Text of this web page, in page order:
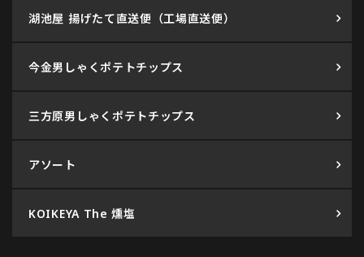
湖池屋 揚げたて直送便（工場直送便）
今金男しゃくポテトチップス
三方原男しゃくポテトチップス
アソート
KOIKEYA The 燻塩